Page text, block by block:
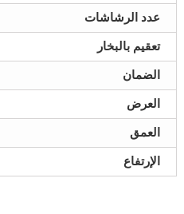
عدد الرشاشات
تعقيم بالبخار
الضمان
العرض
العمق
الإرتفاع